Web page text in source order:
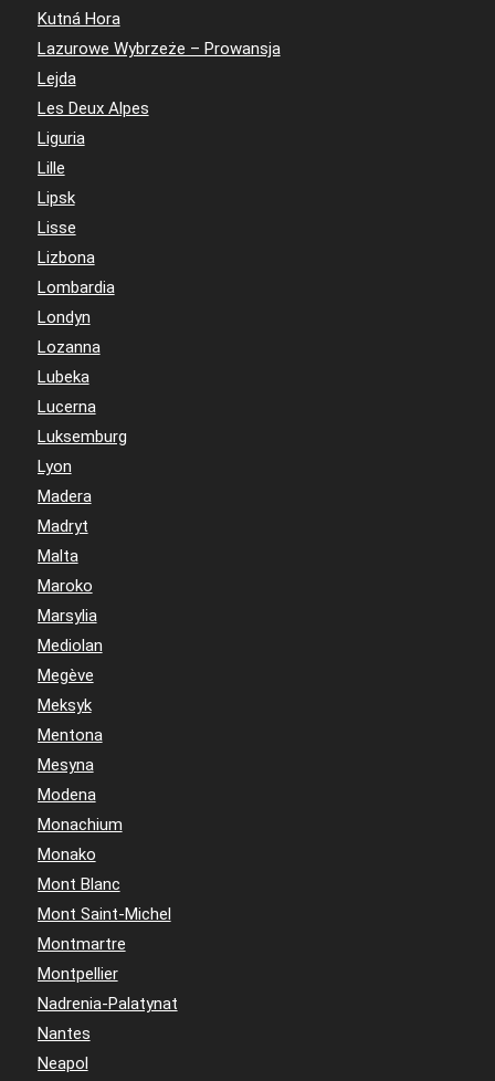
Kutná Hora
Lazurowe Wybrzeże – Prowansja
Lejda
Les Deux Alpes
Liguria
Lille
Lipsk
Lisse
Lizbona
Lombardia
Londyn
Lozanna
Lubeka
Lucerna
Luksemburg
Lyon
Madera
Madryt
Malta
Maroko
Marsylia
Mediolan
Megève
Meksyk
Mentona
Mesyna
Modena
Monachium
Monako
Mont Blanc
Mont Saint-Michel
Montmartre
Montpellier
Nadrenia-Palatynat
Nantes
Neapol